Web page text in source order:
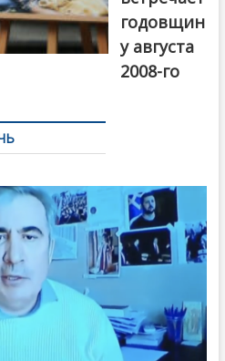
годовщин
у августа
2008-го